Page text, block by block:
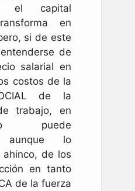
el capital
en
si de este
de
salarial en
costos de la
de la
trabajo, en
puede
aunque lo
de los
en tanto
de la fuerza